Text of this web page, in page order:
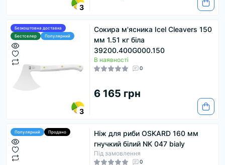
3
Безкоштовна доставка
Бестселер
Популярний
3
Сокира м'ясника Icel Cleavers 150
мм 1.51 кг біла
39200.400G000.150
В наявності
0
6 165 грн
Популярний Продано
Ніж для риби OSKARD 160 мм
гнучкий білий NK 047 bialy
Під замовлення
0